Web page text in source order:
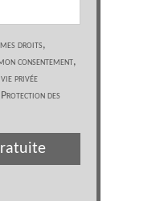
droits,
consentement,
privée
Protection des